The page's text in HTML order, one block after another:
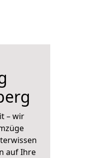
– wir
auf Ihre